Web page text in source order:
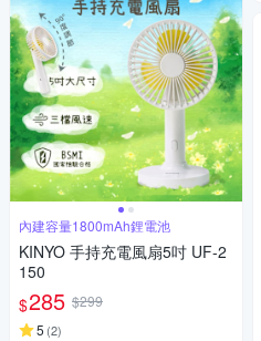
內建容量1800mAh鋰電池
KINYO 手持充電風扇5吋 UF-2
150
$285 $299
5 (2)